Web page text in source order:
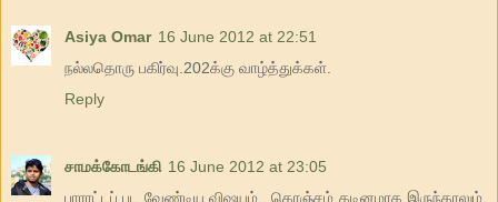
Asiya Omar 16 June 2012 at 22:51
நல்லதொரு பகிர்வு.202க்கு வாழ்த்துக்கள்.
Reply
சாமக்கோடங்கி 16 June 2012 at 23:05
பாராட்டப் பட வேண்டிய விஷயம்.. கொஞ்சம் கடினமாக இருந்தாலும்,